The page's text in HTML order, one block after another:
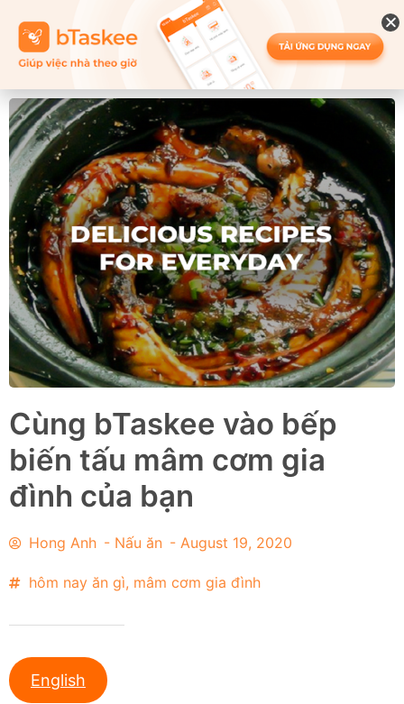
Cùng bTaskee vào bếp
biến tấu mâm cơm gia
đình của bạn
Hong Anh - Nấu ăn - August 19, 2020
hôm nay ăn gì, mâm cơm gia đình
English